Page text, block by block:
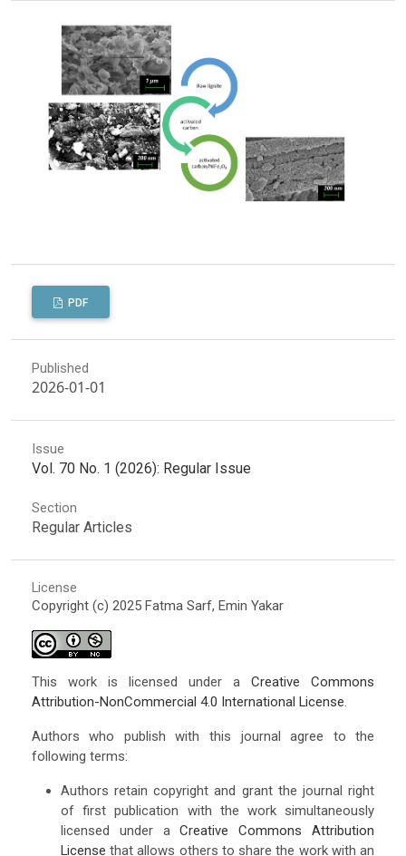
PDF
Published
2026-01-01
Issue
Vol. 70 No. 1 (2026): Regular Issue
Section
Regular Articles
License
Copyright (c) 2025 Fatma Sarf, Emin Yakar
This work is licensed under aCreative Commons
Attribution-NonCommercial 4.0 International License.
Authors who publish with this journal agree to the
following terms:
Authors retain copyright and grant the journal right
of first publication with the work simultaneously
licensed under aCreative Commons Attribution
License that allows others to share the work with an